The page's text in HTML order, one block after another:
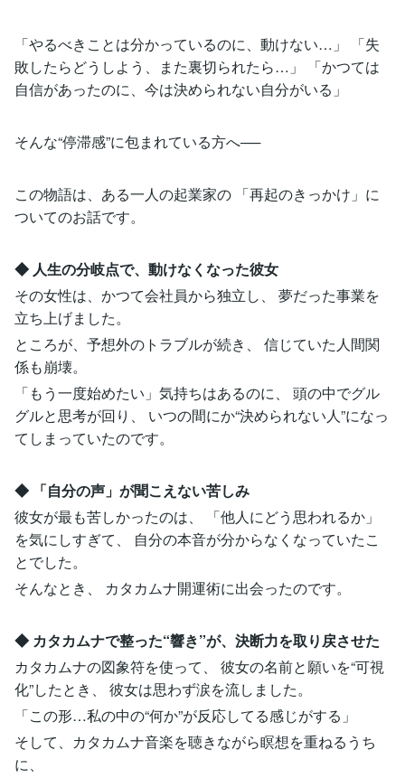
「やるべきことは分かっているのに、動けない…」 「失
敗したらどうしよう、また裏切られたら…」 「かつては
自信があったのに、今は決められない自分がいる」
そんな“停滞感”に包まれている方へ──
この物語は、ある一人の起業家の 「再起のきっかけ」に
ついてのお話です。
◆ 人生の分岐点で、動けなくなった彼女
その女性は、かつて会社員から独立し、 夢だった事業を
立ち上げました。
ところが、予想外のトラブルが続き、 信じていた人間関
係も崩壊。
「もう一度始めたい」気持ちはあるのに、 頭の中でグル
グルと思考が回り、 いつの間にか“決められない人”になっ
てしまっていたのです。
◆ 「自分の声」が聞こえない苦しみ
彼女が最も苦しかったのは、 「他人にどう思われるか」
を気にしすぎて、 自分の本音が分からなくなっていたこ
とでした。
そんなとき、 カタカムナ開運術に出会ったのです。
◆ カタカムナで整った“響き”が、決断力を取り戻させた
カタカムナの図象符を使って、 彼女の名前と願いを“可視
化”したとき、 彼女は思わず涙を流しました。
「この形…私の中の“何か”が反応してる感じがする」
そして、カタカムナ音楽を聴きながら瞑想を重ねるうち
に、